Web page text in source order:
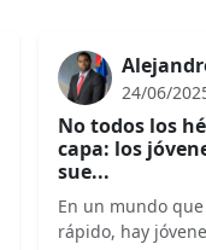
24/06/
No todos los
capa: los
sue...
En un mundo
rápido, hay